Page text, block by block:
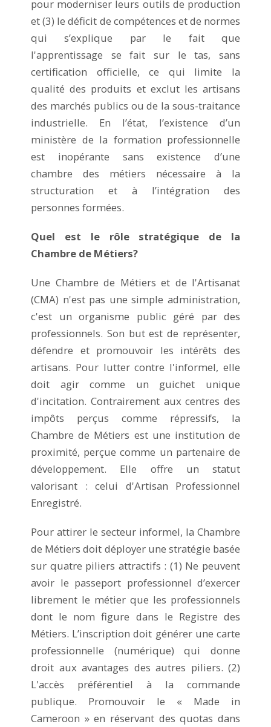
pour moderniser leurs outils de production
et (3) le déficit de compétences et de normes
qui s’explique par le fait que
l'apprentissage se fait sur le tas, sans
certification officielle, ce qui limite la
qualité des produits et exclut les artisans
des marchés publics ou de la sous-traitance
industrielle. En l’état, l’existence d’un
ministère de la formation professionnelle
est inopérante sans existence d’une
chambre des métiers nécessaire à la
structuration et à l’intégration des
personnes formées.
Quel est le rôle stratégique de la
Chambre de Métiers?
Une Chambre de Métiers et de l'Artisanat
(CMA) n'est pas une simple administration,
c'est un organisme public géré par des
professionnels. Son but est de représenter,
défendre et promouvoir les intérêts des
artisans. Pour lutter contre l'informel, elle
doit agir comme un guichet unique
d'incitation. Contrairement aux centres des
impôts perçus comme répressifs, la
Chambre de Métiers est une institution de
proximité, perçue comme un partenaire de
développement. Elle offre un statut
valorisant : celui d'Artisan Professionnel
Enregistré.
Pour attirer le secteur informel, la Chambre
de Métiers doit déployer une stratégie basée
sur quatre piliers attractifs : (1) Ne peuvent
avoir le passeport professionnel d’exercer
librement le métier que les professionnels
dont le nom figure dans le Registre des
Métiers. L’inscription doit générer une carte
professionnelle (numérique) qui donne
droit aux avantages des autres piliers. (2)
L'accès préférentiel à la commande
publique. Promouvoir le « Made in
Cameroon » en réservant des quotas dans